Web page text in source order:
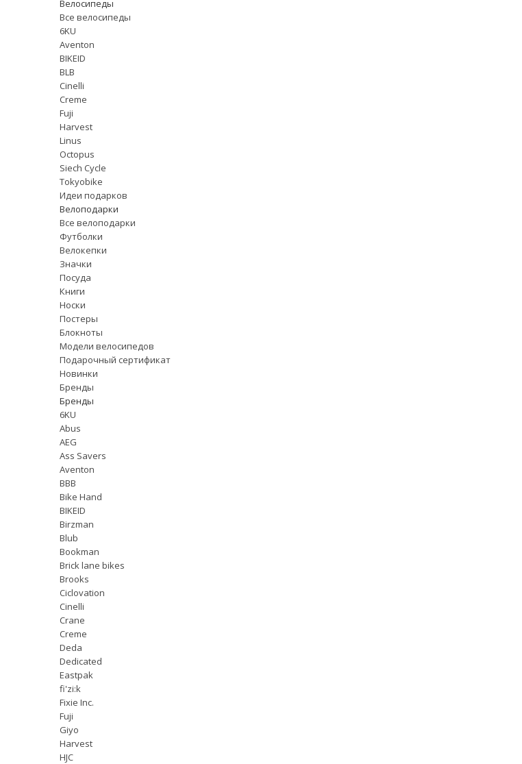
Велосипеды
Все велосипеды
6KU
Aventon
BIKEID
BLB
Cinelli
Creme
Fuji
Harvest
Linus
Octopus
Siech Cycle
Tokyobike
Идеи подарков
Велоподарки
Все велоподарки
Футболки
Велокепки
Значки
Посуда
Книги
Носки
Постеры
Блокноты
Модели велосипедов
Подарочный сертификат
Новинки
Бренды
Бренды
6KU
Abus
AEG
Ass Savers
Aventon
BBB
Bike Hand
BIKEID
Birzman
Blub
Bookman
Brick lane bikes
Brooks
Ciclovation
Cinelli
Crane
Creme
Deda
Dedicated
Eastpak
fi'zi:k
Fixie Inc.
Fuji
Giyo
Harvest
HJC